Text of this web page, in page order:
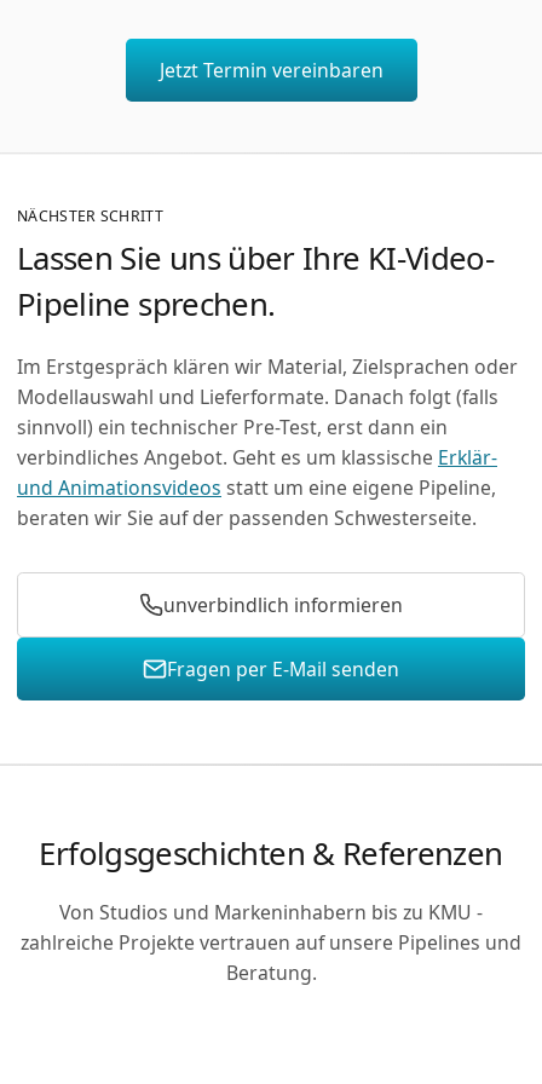
Jetzt Termin vereinbaren
NÄCHSTER SCHRITT
Lassen Sie uns über Ihre KI-Video-
Pipeline sprechen.
Im Erstgespräch klären wir Material, Zielsprachen oder
Modellauswahl und Lieferformate. Danach folgt (falls
sinnvoll) ein technischer Pre-Test, erst dann ein
verbindliches Angebot. Geht es um klassische Erklär-
und Animationsvideos statt um eine eigene Pipeline,
beraten wir Sie auf der passenden Schwesterseite.
unverbindlich informieren
Fragen per E-Mail senden
Erfolgsgeschichten & Referenzen
Von Studios und Markeninhabern bis zu KMU -
zahlreiche Projekte vertrauen auf unsere Pipelines und
Beratung.